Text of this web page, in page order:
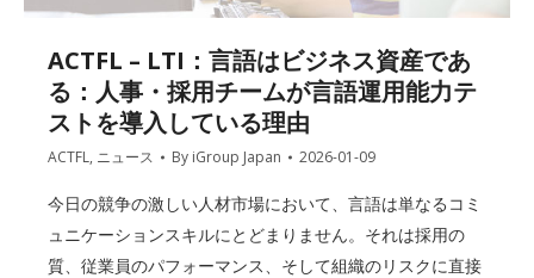
ACTFL – LTI：言語はビジネス資産であ
る：人事・採用チームが言語運用能力テ
ストを導入している理由
ACTFL, ニュース By iGroup Japan 2026-01-09
今日の競争の激しい人材市場において、言語は単なるコミ
ュニケーションスキルにとどまりません。それは採用の
質、従業員のパフォーマンス、そして組織のリスクに直接